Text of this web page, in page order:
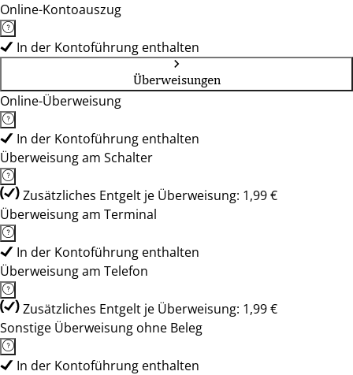
Online-Kontoauszug
In der Kontoführung enthalten
Überweisungen
Online-Überweisung
In der Kontoführung enthalten
Überweisung am Schalter
Zusätzliches Entgelt je Überweisung: 1,99 €
Überweisung am Terminal
In der Kontoführung enthalten
Überweisung am Telefon
Zusätzliches Entgelt je Überweisung: 1,99 €
Sonstige Überweisung ohne Beleg
In der Kontoführung enthalten